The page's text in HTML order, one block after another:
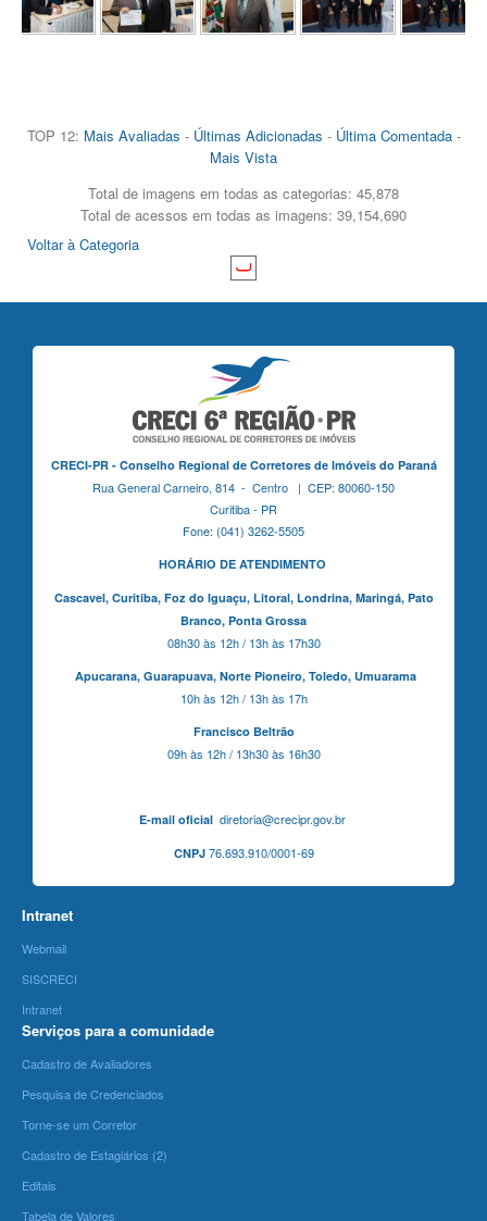
TOP 12: Mais Avaliadas - Últimas Adicionadas - Última Comentada-
Mais Vista
Total de imagens em todas as categorias: 45,878
Total de acessos em todas as imagens: 39,154,690
Voltar à Categoria
CRECI-PR - Conselho Regional de Corretores de Imóveis do Paraná
Rua General Carneiro, 814 - Centro | CEP: 80060-150
Curitiba - PR
Fone: (041) 3262-5505
HORÁRIO DE ATENDIMENTO
Cascavel, Curitiba,Foz do Iguaçu, Litoral, Londrina, Maringá, Pato
Branco, Ponta Grossa
08h30 às 12h / 13h às 17h30
Apucarana, Guarapuava, Norte Pioneiro, Toledo, Umuarama
10h às 12h / 13h às 17h
Francisco Beltrão
09h às 12h / 13h30 às 16h30
E-mail oficialdiretoria@crecipr.gov.br
CNPJ76.693.910/0001-69
Intranet
Webmail
SISCRECI
Intranet
Serviços para a comunidade
Cadastro de Avaliadores
Pesquisa de Credenciados
Torne-se um Corretor
Cadastro de Estagiários (2)
Editais
Tabela de Valores